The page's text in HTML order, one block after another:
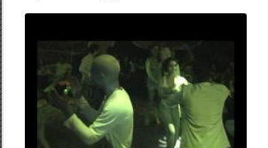
b
o
o
k
ar
tir
o
d
e